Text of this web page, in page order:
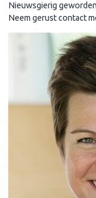
Nieuwsgierig
Neem gerust contact